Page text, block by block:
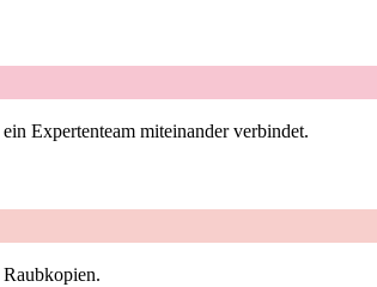
Expertenteam miteinander verbindet.